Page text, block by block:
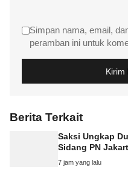
Simpan nama, email,
peramban ini untuk
Berita Terkait
Saksi Ungkap
Sidang PN
7 jam yang lalu